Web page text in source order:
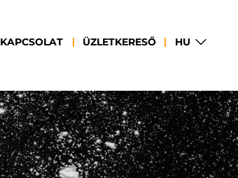
KAPCSOLAT ÜZLETKERESŐ HU